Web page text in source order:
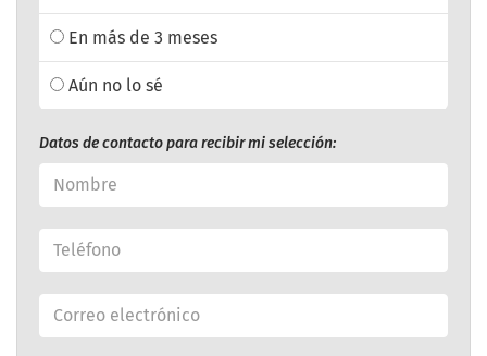
En más de 3 meses
Aún no lo sé
Datos de contacto para recibir mi selección: